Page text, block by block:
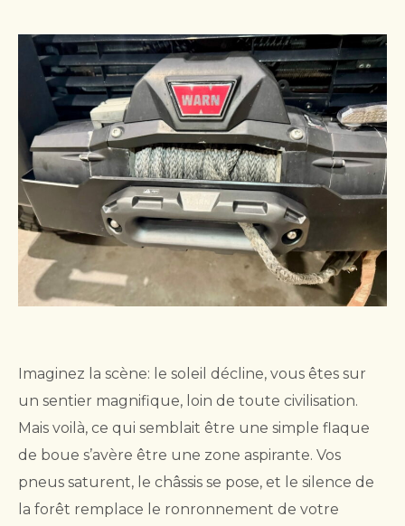
Imaginez la scène: le soleil décline, vous êtes sur
un sentier magnifique, loin de toute civilisation.
Mais voilà, ce qui semblait être une simple flaque
de boue s’avère être une zone aspirante. Vos
pneus saturent, le châssis se pose, et le silence de
la forêt remplace le ronronnement de votre